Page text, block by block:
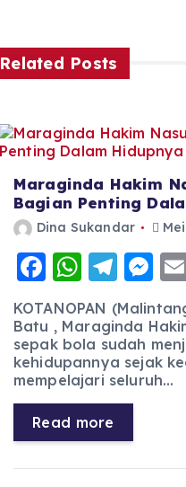
Related Posts
Maraginda Hakim
Bagian Penting
Dina Sukandar
F
a
c
e
b
o
o
k
W
h
a
ts
A
p
p
T
el
e
g
r
a
m
M
e
ss
e
n
KOTANOPAN
Batu , Maraginda
sepak bola sudah
kehidupannya sejak
mempelajari seluruh…
Read more